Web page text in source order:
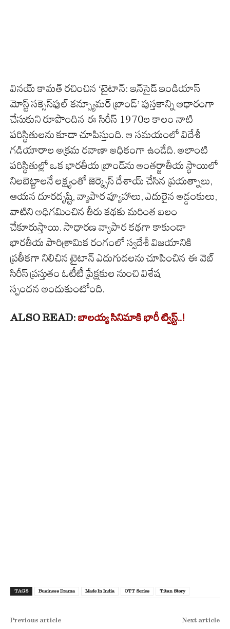
వినయ్ కామత్ రచించిన ‘టైటాన్: ఇన్‌సైడ్ ఇండియాస్
మోస్ట్ సక్సెస్‌ఫుల్ కన్స్యూమర్ బ్రాండ్’ పుస్తకాన్ని ఆధారంగా
చేసుకుని రూపొందిన ఈ సిరీస్ 1970ల కాలం నాటి
పరిస్థితులను కూడా చూపిస్తుంది. ఆ సమయంలో విదేశీ
గడియారాల అక్రమ రవాణా అధికంగా ఉండేది. అలాంటి
పరిస్థితుల్లో ఒక భారతీయ బ్రాండ్‌ను అంతర్జాతీయ స్థాయిలో
నిలబెట్టాలనే లక్ష్యంతో జెర్క్సెస్ దేశాయ్ చేసిన ప్రయత్నాలు,
ఆయన దూరదృష్టి, వ్యాపార వ్యూహాలు, ఎదురైన అడ్డంకులు,
వాటిని అధిగమించిన తీరు కథకు మరింత బలం
చేకూరుస్తాయి. సాధారణ వ్యాపార కథగా కాకుండా
భారతీయ పారిశ్రామిక రంగంలో స్వదేశీ విజయానికి
ప్రతీకగా నిలిచిన టైటాన్ ఎదుగుదలను చూపించిన ఈ వెబ్
సిరీస్ ప్రస్తుతం ఓటీటీ ప్రేక్షకుల నుంచి విశేష
స్పందన అందుకుంటోంది.
ALSO READ: బాలయ్య సినిమాకి భారీ ట్విస్ట్..!
TAGS Business Drama Made In India OTT Series Titan Story
Previous article Next article